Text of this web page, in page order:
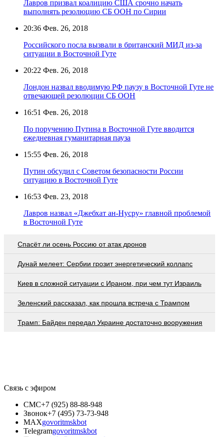
Лавров призвал коалицию США срочно начать
выполнять резолюцию СБ ООН по Сирии
20:36 Фев. 26, 2018
Российского посла вызвали в британский МИД из-за
ситуации в Восточной Гуте
20:22 Фев. 26, 2018
Лондон назвал вводимую РФ паузу в Восточной Гуте не
отвечающей резолюции СБ ООН
16:51 Фев. 26, 2018
По поручению Путина в Восточной Гуте вводится
ежедневная гуманитарная пауза
15:55 Фев. 26, 2018
Путин обсудил с Советом безопасности России
ситуацию в Восточной Гуте
16:53 Фев. 23, 2018
Лавров назвал «Джебхат ан-Нусру» главной проблемой
в Восточной Гуте
Спасёт ли осень Россию от атак дронов
Дунай мелеет: Сербии грозит энергетический коллапс
Киев в сложной ситуации с Ираном, при чем тут Израиль
Зеленский рассказал, как прошла встреча с Трампом
Трамп: Байден передал Украине достаточно вооружения
Связь с эфиром
СМС+7 (925) 88-88-948
Звонок+7 (495) 73-73-948
MAXgovoritmskbot
Telegramgovoritmskbot